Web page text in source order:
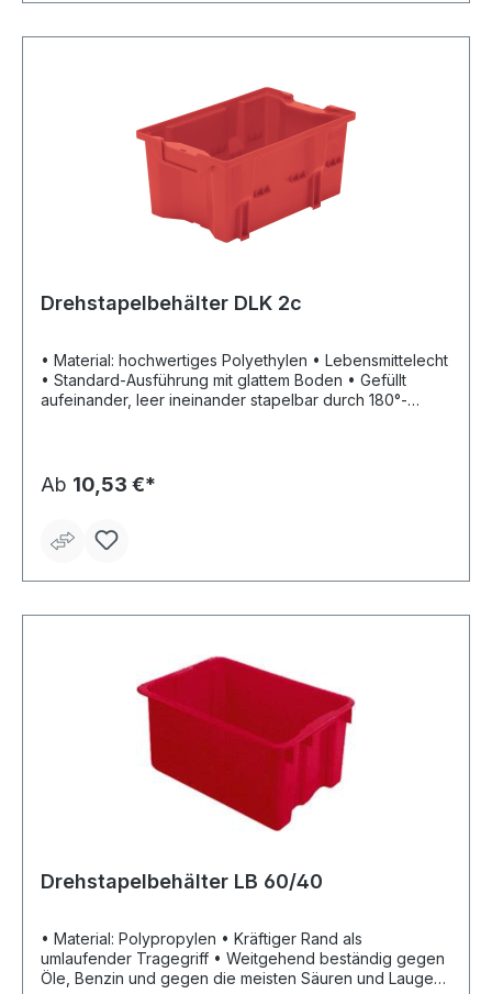
Drehstapelbehälter DLK 2c
• Material: hochwertiges Polyethylen • Lebensmittelecht
• Standard-Ausführung mit glattem Boden • Gefüllt
aufeinander, leer ineinander stapelbar durch 180°-
Ab 10,53 €*
Drehstapelbehälter LB 60/40
• Material: Polypropylen • Kräftiger Rand als
umlaufender Tragegriff • Weitgehend beständig gegen
Öle, Benzin und gegen die meisten Säuren und Laugen